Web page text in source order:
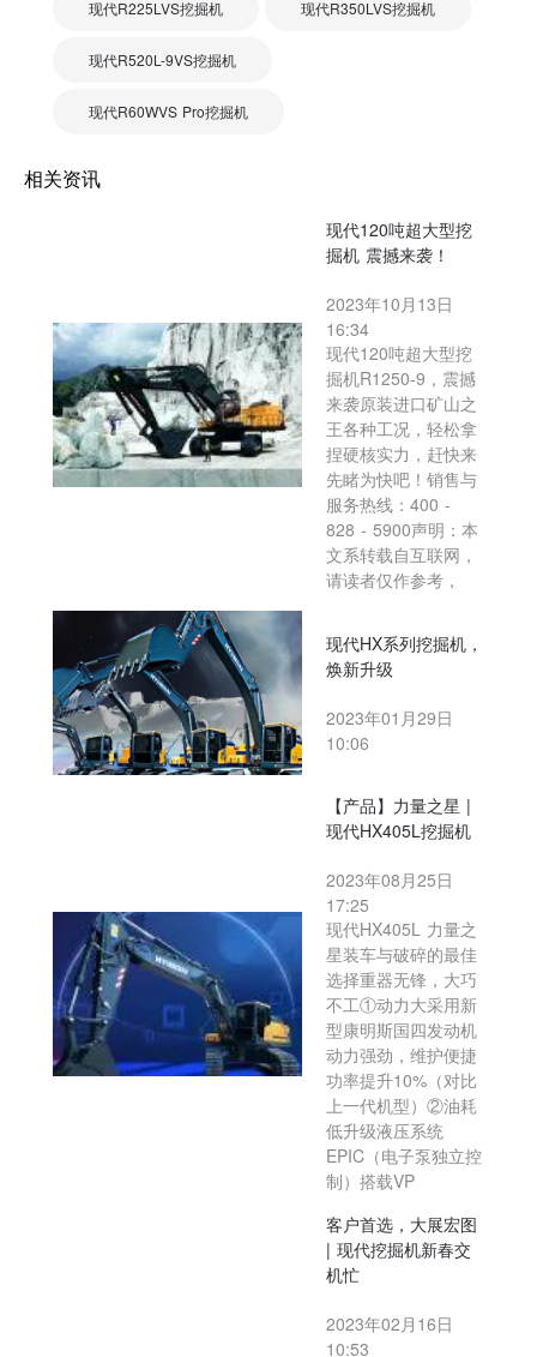
现代R225LVS挖掘机 现代R350LVS挖掘机
现代R520L-9VS挖掘机
现代R60WVS Pro挖掘机
相关资讯
现代120吨超大型挖
掘机 震撼来袭！
2023年10月13日
16:34
现代120吨超大型挖
掘机R1250-9，震撼
来袭原装进口矿山之
王各种工况，轻松拿
捏硬核实力，赶快来
先睹为快吧！销售与
服务热线：400 -
828 - 5900声明：本
文系转载自互联网，
请读者仅作参考，
现代HX系列挖掘机，
焕新升级
2023年01月29日
10:06
【产品】力量之星 |
现代HX405L挖掘机
2023年08月25日
17:25
现代HX405L 力量之
星装车与破碎的最佳
选择重器无锋，大巧
不工①动力大采用新
型康明斯国四发动机
动力强劲，维护便捷
功率提升10%（对比
上一代机型）②油耗
低升级液压系统
EPIC（电子泵独立控
制）搭载VP
客户首选，大展宏图
| 现代挖掘机新春交
机忙
2023年02月16日
10:53